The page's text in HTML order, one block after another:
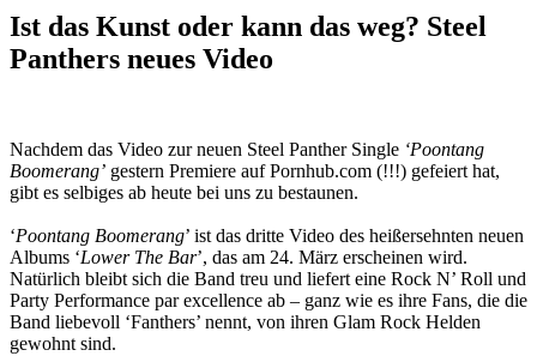
Ist das Kunst oder kann das weg? Steel
Panthers neues Video
Nachdem das Video zur neuen Steel Panther Single ‘Poontang
Boomerang’ gestern Premiere auf Pornhub.com (!!!) gefeiert hat,
gibt es selbiges ab heute bei uns zu bestaunen.
‘Poontang Boomerang’ ist das dritte Video des heißersehnten neuen
Albums ‘Lower The Bar’, das am 24. März erscheinen wird.
Natürlich bleibt sich die Band treu und liefert eine Rock N’ Roll und
Party Performance par excellence ab – ganz wie es ihre Fans, die die
Band liebevoll ‘Fanthers’ nennt, von ihren Glam Rock Helden
gewohnt sind.